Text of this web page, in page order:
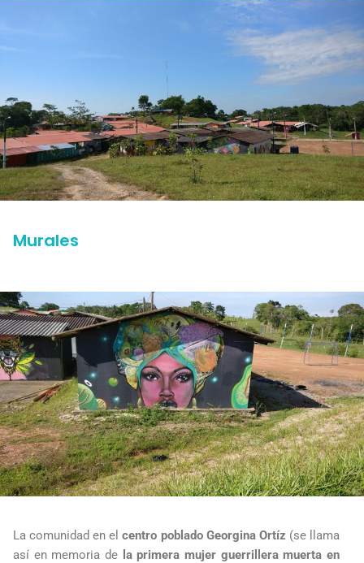
Murales
La comunidad en elcentro poblado Georgina Ortíz (se llama
así en memoria de la primera mujer guerrillera muerta en